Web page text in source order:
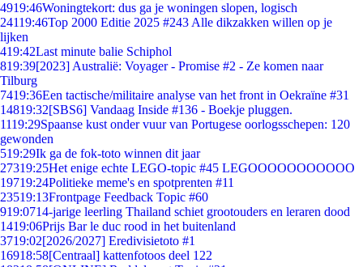
4919:46Woningtekort: dus ga je woningen slopen, logisch
24119:46Top 2000 Editie 2025 #243 Alle dikzakken willen op je
lijken
419:42Last minute balie Schiphol
819:39[2023] Australië: Voyager - Promise #2 - Ze komen naar
Tilburg
7419:36Een tactische/militaire analyse van het front in Oekraïne #31
14819:32[SBS6] Vandaag Inside #136 - Boekje pluggen.
1119:29Spaanse kust onder vuur van Portugese oorlogsschepen: 120
gewonden
519:29Ik ga de fok-toto winnen dit jaar
27319:25Het enige echte LEGO-topic #45 LEGOOOOOOOOOOO
19719:24Politieke meme's en spotprenten #11
23519:13Frontpage Feedback Topic #60
919:0714-jarige leerling Thailand schiet grootouders en leraren dood
1419:06Prijs Bar le duc rood in het buitenland
3719:02[2026/2027] Eredivisietoto #1
16918:58[Centraal] kattenfotoos deel 122